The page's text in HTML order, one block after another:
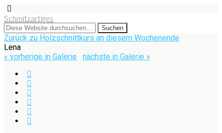
Schmitzartiges
Zurück zu Holzschnittkurs an diesem Wochenende
Lena
« vorherige in Galerie
nächste in Galerie »